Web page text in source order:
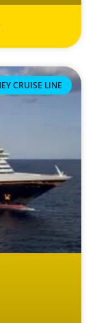
CRUISE LINE